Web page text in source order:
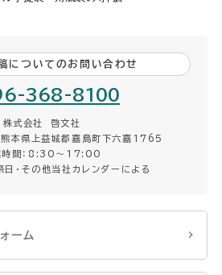
についてのお問い合わせ
368-8100
株式会社 啓文社
県上益城郡嘉島町下六嘉1765
時間：8:30〜17:00
日・その他当社カレンダーによる
ーム